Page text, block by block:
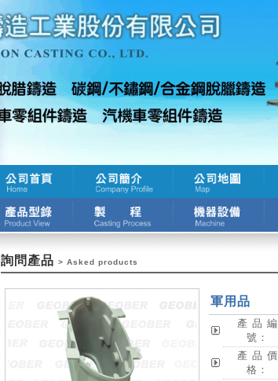
詢問產品 > Asked products
軍用品
產 品 編
號：
產 品 價
格：